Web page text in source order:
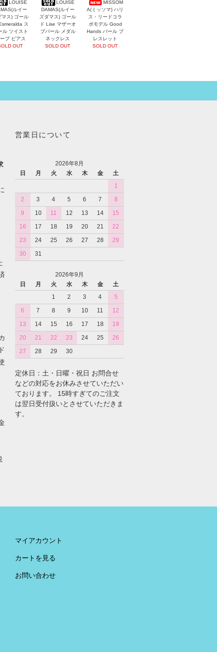
LOUISE
ルイー
マス) ゴール
ス
ル ツイスト
プ ピアス
OUT
LOUISE
DAMAS(ルイー
ズダマス) ゴール
ド Lise マザーオ
ブパール メダル
ネックレス
SOLD OUT
MISSOM
A(ミッソマ) ハリ
ス・リードコラ
ボモデル Good
Hands パール ブ
レスレット
SOLD OUT
営業日について
2026年8月
日
月 火 水 木 金
土
1
2
3 4 5 6 7
8
9
10 11 12 13 14
15
16
17 18 19 20 21
22
23
24 25 26 27 28
29
30
31
2026年9月
日
月 火 水 木 金
土
1
2 3 4
5
6
7 8 9 10 11
12
13
14 15 16 17 18
19
20
21 22 23 24 25
26
27
28 29 30
定休日：土・日曜・祝日 お問合せ
などの対応をお休みさせていただい
ております。 15時すぎてのご注文
は翌日受付扱いとさせていただきま
す。
マイアカウント
カートを見る
お問い合わせ